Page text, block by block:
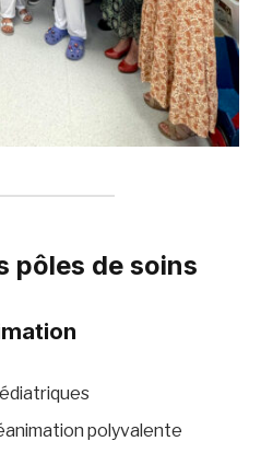
pôles de soins
polyvalente